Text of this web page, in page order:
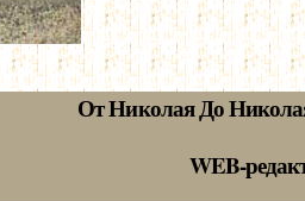
От Николая До
WEB-